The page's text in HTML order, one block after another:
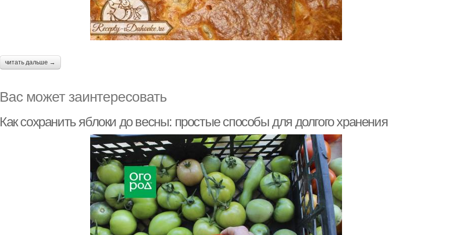
читать дальше →
Вас может заинтересовать
Как сохранить яблоки до весны: простые способы для долгого хранения